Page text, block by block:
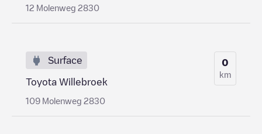
12 Molenweg 2830
Surface
Toyota Willebroek
109 Molenweg 2830
0
km